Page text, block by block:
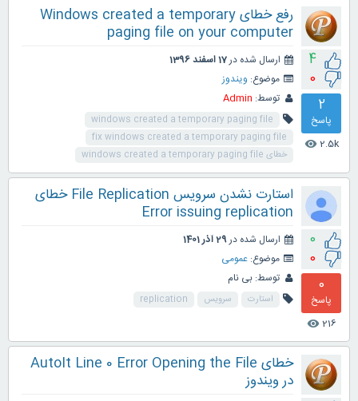
4
0
2
پاسخ
2.5k
visibility
رفع خطای Windows created a temporary
paging file on your computer
ارسال شده در17 اسفند 1396
موضوع: ویندوز
توسط: Admin
windows created a temporary paging file
fix windows created a temporary paging file
خطای windows created a temporary paging file
0
0
0
پاسخ
216
visibility
استارت نشدن سرویس File Replication خطای
Error issuing replication
ارسال شده در29 آذر 1401
موضوع: عمومی
توسط: بی نام
استارت سرویس replication
خطای AutoIt Line 0 Error Opening the File
در ویندوز